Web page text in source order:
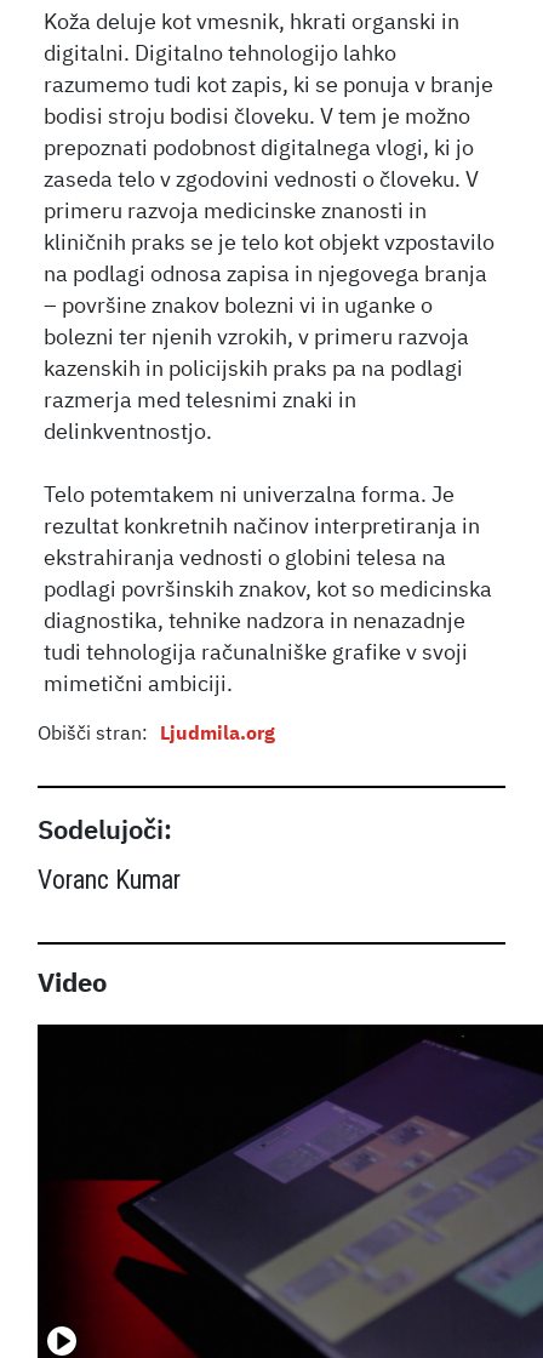
Video
Koža deluje kot vmesnik, hkrati organski in
digitalni. Digitalno tehnologijo lahko
razumemo tudi kot zapis, ki se ponuja v branje
bodisi stroju bodisi človeku. V tem je možno
prepoznati podobnost digitalnega vlogi, ki jo
zaseda telo v zgodovini vednosti o človeku. V
primeru razvoja medicinske znanosti in
kliničnih praks se je telo kot objekt vzpostavilo
na podlagi odnosa zapisa in njegovega branja
– površine znakov bolezni vi in uganke o
bolezni ter njenih vzrokih, v primeru razvoja
kazenskih in policijskih praks pa na podlagi
razmerja med telesnimi znaki in
delinkventnostjo.
Telo potemtakem ni univerzalna forma. Je
rezultat konkretnih načinov interpretiranja in
ekstrahiranja vednosti o globini telesa na
podlagi površinskih znakov, kot so medicinska
diagnostika, tehnike nadzora in nenazadnje
tudi tehnologija računalniške grafike v svoji
mimetični ambiciji.
Obišči stran: Ljudmila.org
Sodelujoči:
Voranc Kumar